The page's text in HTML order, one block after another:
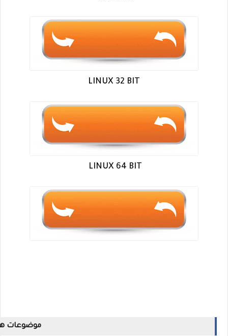
LINUX 32 BIT
LINUX 64 BIT
موضوعات